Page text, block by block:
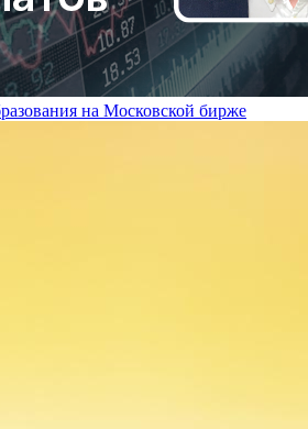
на Московской бирже